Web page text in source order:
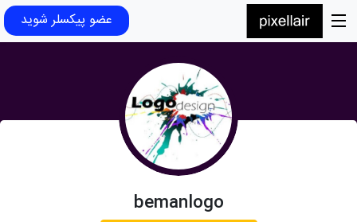
عضو پیکسلر شوید
bemanlogo